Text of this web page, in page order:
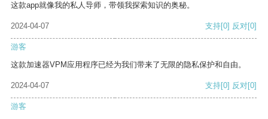
这款app就像我的私人导师，带领我探索知识的奥秘。
2024-04-07 支持[0] 反对[0]
游客
这款加速器VPM应用程序已经为我们带来了无限的隐私保护和自由。
2024-04-07 支持[0] 反对[0]
游客